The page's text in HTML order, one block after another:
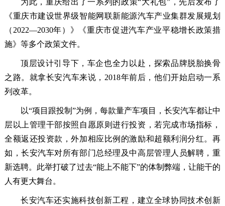
《重庆市建设世界级智能网联新能源汽车产业集群发展规划
（2022—2030年）》《重庆市促进汽车产业平稳增长政策措
施》等多个政策文件。
顶层设计引导下，车企也全力以赴，探索品牌脱胎换骨
之路。就拿长安汽车来说，2018年前后，他们开始启动一系
列改革。
以“项目跟投制”为例，每款量产车项目，长安汽车都让中
层以上管理干部按照自愿原则进行投资，若完成市场指标，
全额返还投资款，外加相应比例的激励和超额利润分红。再
如，长安汽车对所有部门总经理及中高层管理人员解聘，重
新选聘。此举打破了过去“能上不能下”的体制弊端，让能干的
人有更大舞台。
长安汽车还实施科技创新工程，建立全球协同技术创新